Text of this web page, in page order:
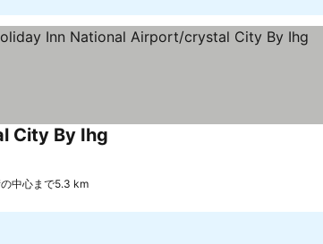
City By Ihg
中心まで5.3 km